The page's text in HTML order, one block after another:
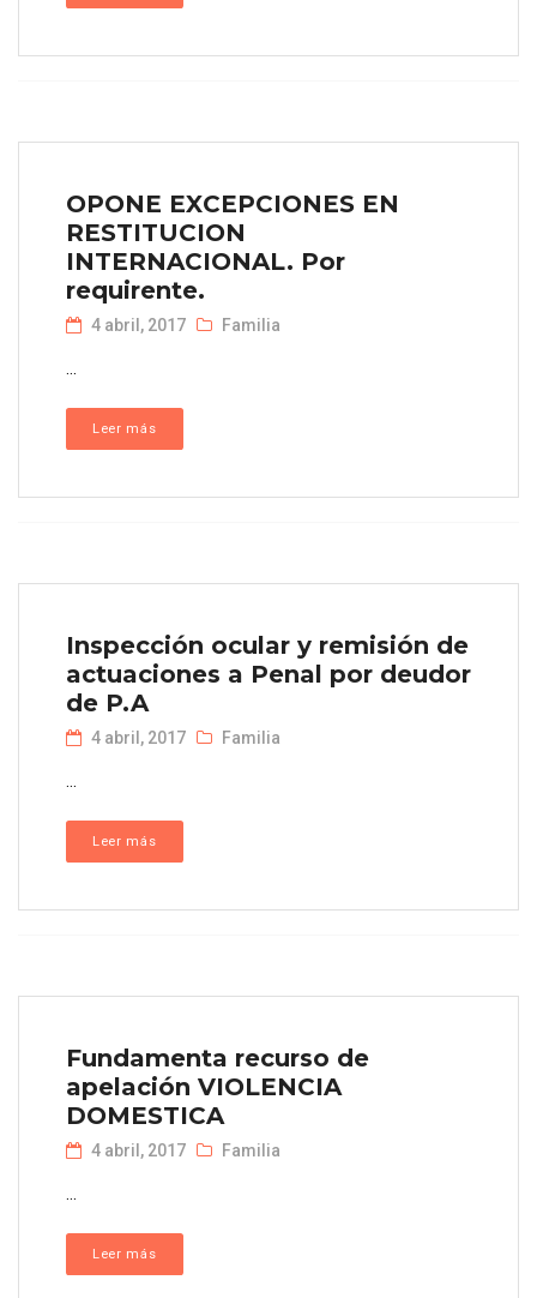
OPONE EXCEPCIONES EN
RESTITUCION
INTERNACIONAL. Por
requirente.
4 abril, 2017 Familia
...
Leer más
Inspección ocular y remisión de
actuaciones a Penal por deudor
de P.A
4 abril, 2017 Familia
...
Leer más
Fundamenta recurso de
apelación VIOLENCIA
DOMESTICA
4 abril, 2017 Familia
...
Leer más